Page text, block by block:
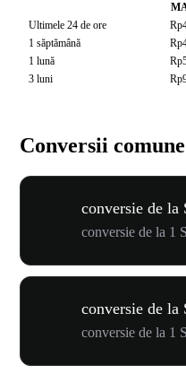
Ultimele 24 de ore
1 săptămână
1 lună
3 luni
Conversii comune
conversie de
conversie de la 1
conversie de la
conversie de la 1